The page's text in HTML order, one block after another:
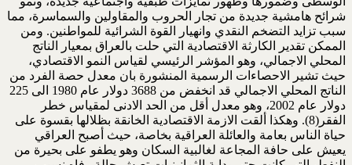
شرائح هامشية جديدة من تجار الحروب والمقاولين والسماسرة، مما
سبب تزايد التضخم النقدي وانهيار القوة الشرائية للمواطنين. ومن
الممكن تقدير الكارثة الاقتصادية التي حلت بالعراق بمعيار الناتج
المحلي الاجمالي، وهو المؤشر الرئيسي لقياس النمو الاقتصادي،
حيث تشير الاحصاءات الرسمية المنشورة بان معدل حصة الفرد من
الناتج المحلي الاجمالي قد انخفض من 3688 دولار عام 1980 الى 225
دولار عام 2002، وهو معدل أقل من الحد الادنى لمقياس خطر
الفقر(8). وهكذا ألقت الازمة الاقتصادية الخانقة بظلالها بقسوة على
حياة الناس بعامة والعائلة العراقية بخاصة، حيث أصبح العراقي
يعيش على حافة المجاعة لغالبية السكان وهو يطفو على بحيرة من